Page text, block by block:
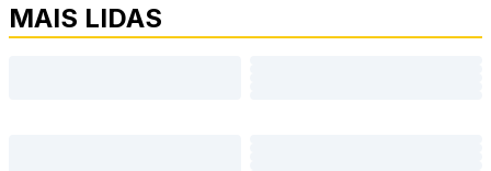
MAIS LIDAS